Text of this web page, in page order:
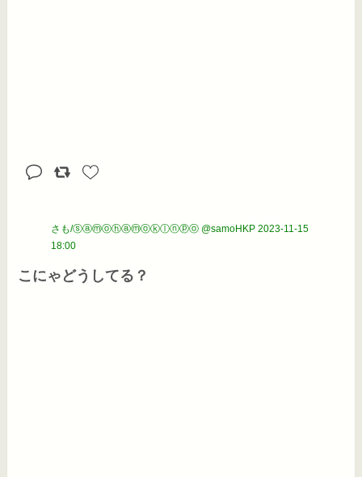
さも/ⓢⓐⓜⓞⓗⓐⓜⓞⓚⓛⓝⓟⓞ @samoHKP 2023-11-15
18:00
こにゃどうしてる？